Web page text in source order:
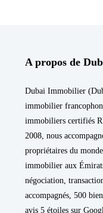
A propos de
Dubai Immobilier
immobilier
immobiliers certifiés
2008, nous
propriétaires du
immobilier aux
négociation,
accompagnés, 500
avis 5 étoiles sur